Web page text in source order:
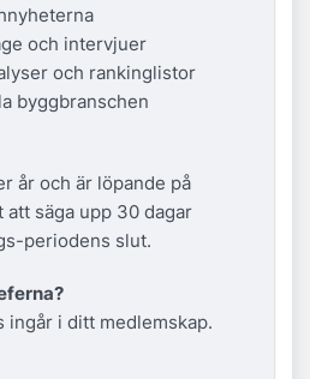
och intervjuer
och rankinglistor
byggbranschen
år och är löpande på
säga upp 30 dagar
periodens slut.
ingår i ditt medlemskap.